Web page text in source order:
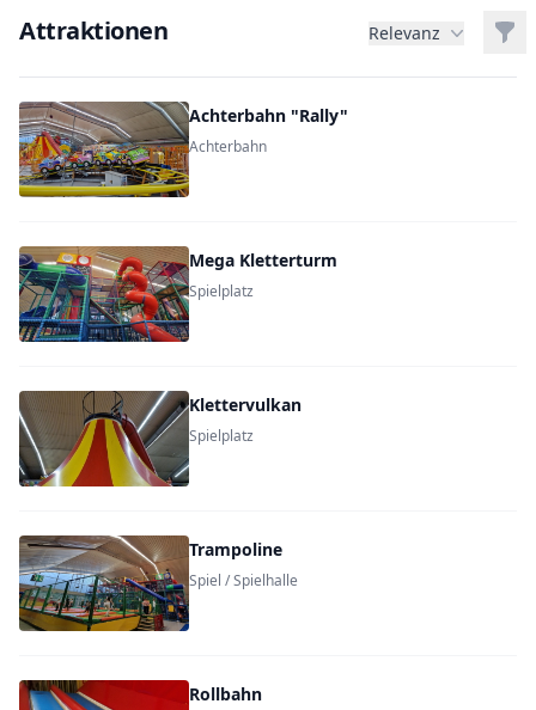
Attraktionen Relevanz
Achterbahn "Rally"
Achterbahn
Mega Kletterturm
Spielplatz
Klettervulkan
Spielplatz
Trampoline
Spiel / Spielhalle
Rollbahn